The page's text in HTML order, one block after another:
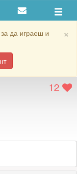
×
да играеш и
12